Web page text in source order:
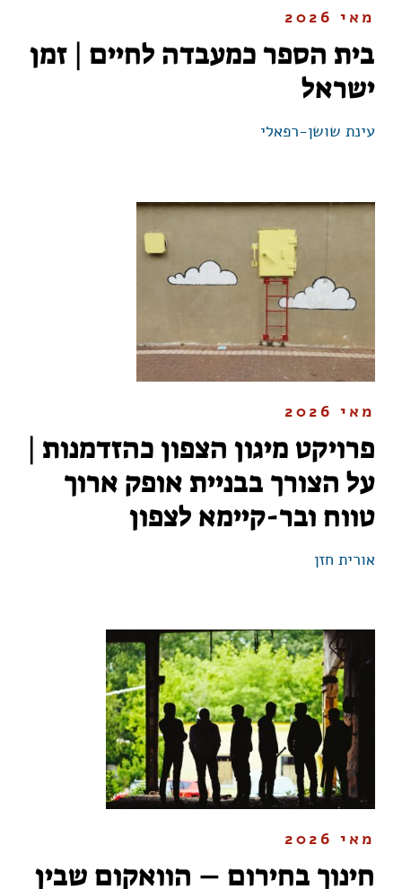
מאי 2026
בית הספר כמעבדה לחיים | זמן
ישראל
עינת שושן-רפאלי
מאי 2026
פרויקט מיגון הצפון כהזדמנות |
על הצורך בבניית אופק ארוך
טווח ובר-קיימא לצפון
אורית חזן
מאי 2026
חינוך בחירום – הוואקום שבין